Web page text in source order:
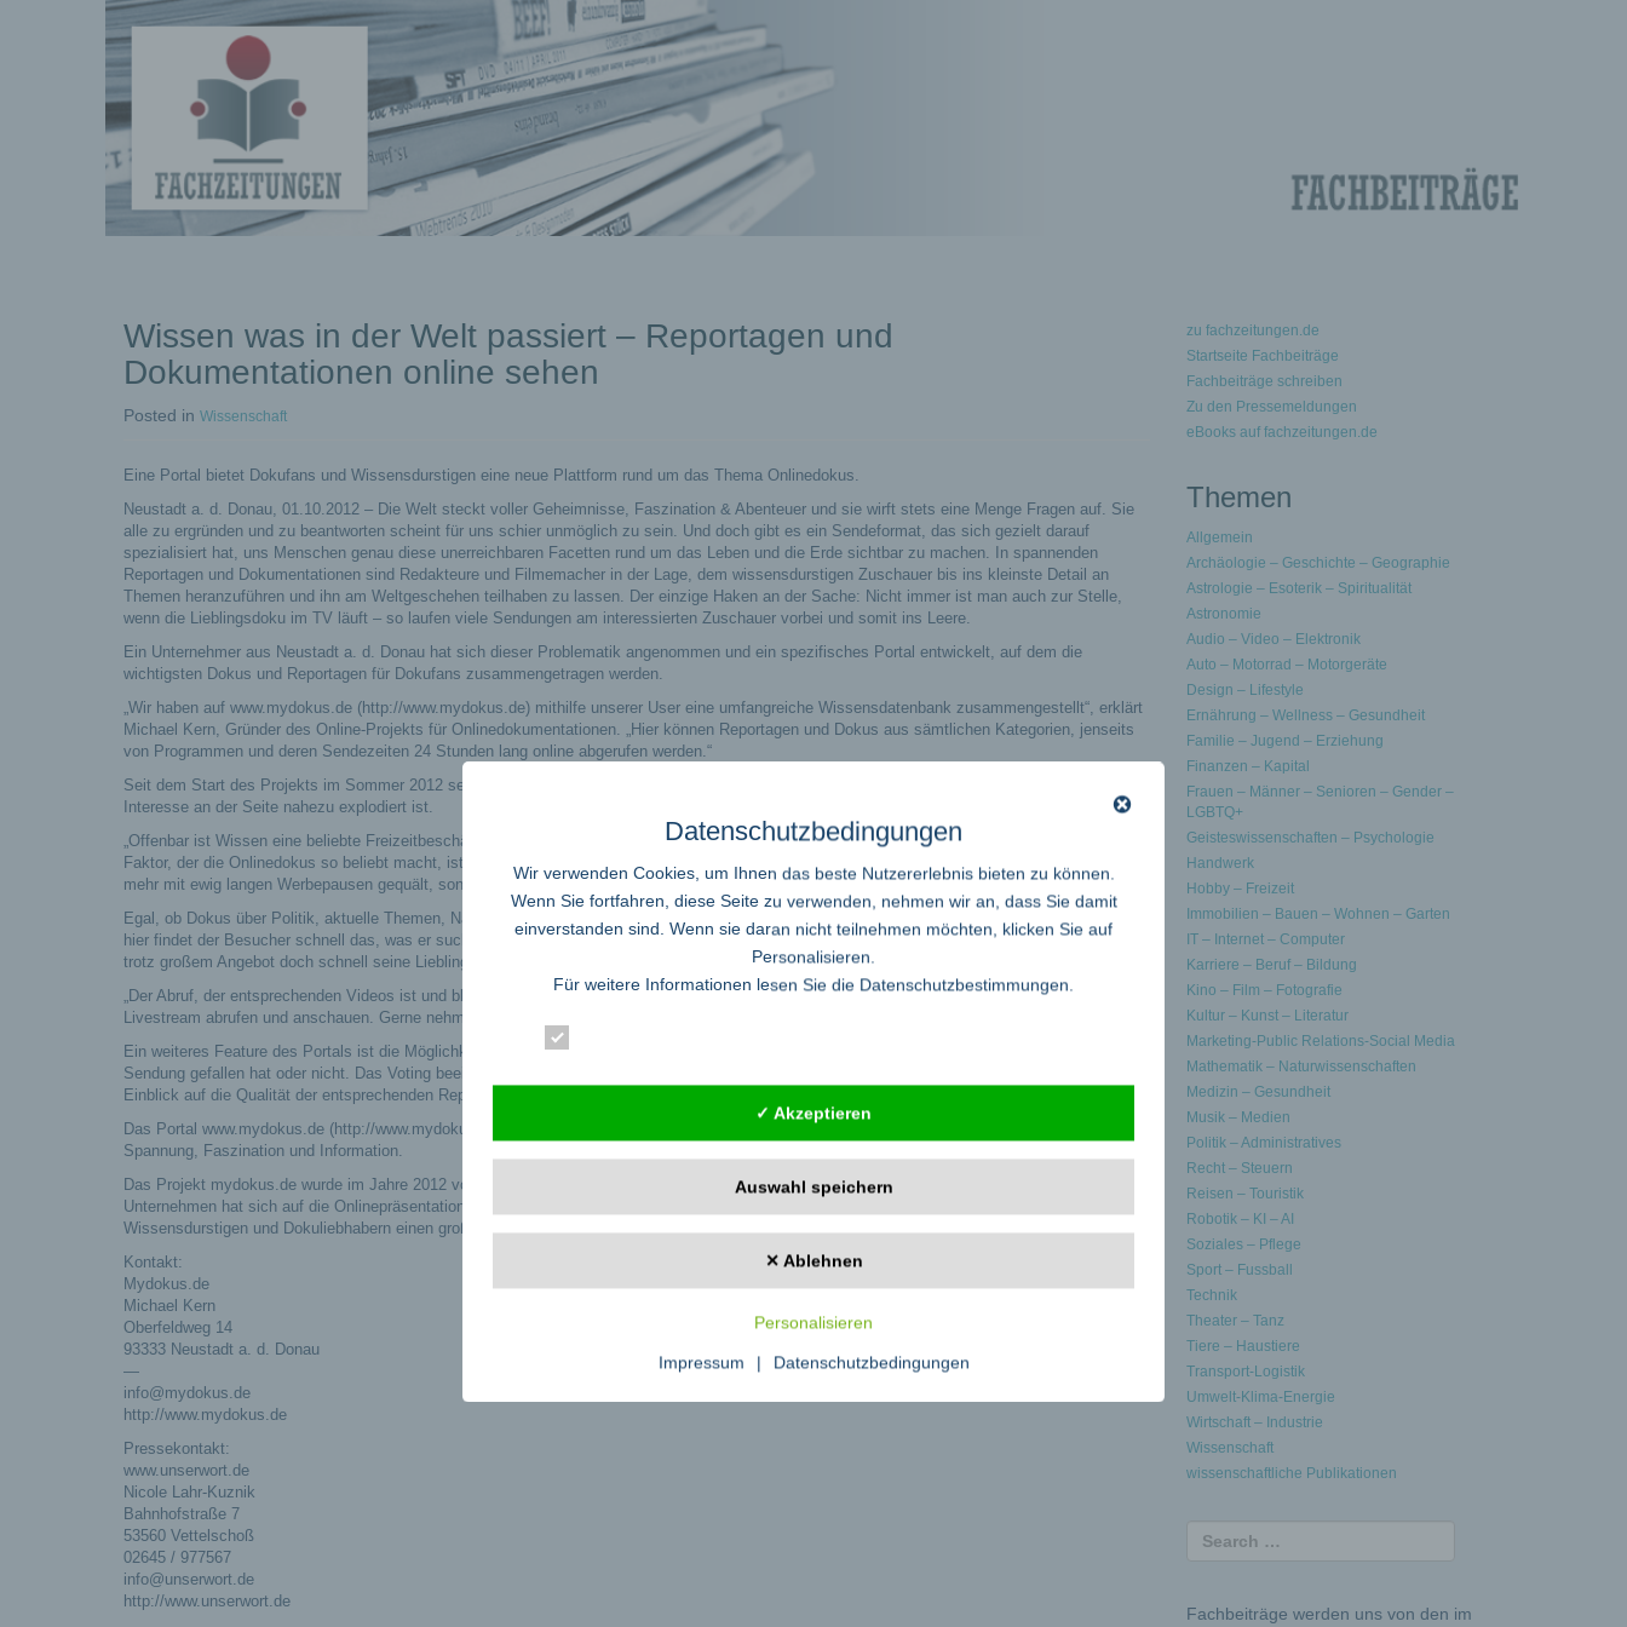
Projekte –
Fachbeiträge
Wissen was in der Welt passiert – Reportagen und
Dokumentationen online sehen
Posted in Wissenschaft
Eine Portal bietet Dokufans und Wissensdurstigen eine neue Plattform rund um das Thema Onlinedokus.
Neustadt a. d. Donau, 01.10.2012 – Die Welt steckt voller Geheimnisse, Faszination & Abenteuer und sie wirft stets eine Menge Fragen auf. Sie
alle zu ergründen und zu beantworten scheint für uns schier unmöglich zu sein. Und doch gibt es ein Sendeformat, das sich gezielt darauf
spezialisiert hat, uns Menschen genau diese unerreichbaren Facetten rund um das Leben und die Erde sichtbar zu machen. In spannenden
Reportagen und Dokumentationen sind Redakteure und Filmemacher in der Lage, dem wissensdurstigen Zuschauer bis ins kleinste Detail an
Themen heranzuführen und ihn am Weltgeschehen teilhaben zu lassen. Der einzige Haken an der Sache: Nicht immer ist man auch zur Stelle,
wenn die Lieblingsdoku im TV läuft – so laufen viele Sendungen am interessierten Zuschauer vorbei und somit ins Leere.
Ein Unternehmer aus Neustadt a. d. Donau hat sich dieser Problematik angenommen und ein spezifisches Portal entwickelt, auf dem die
wichtigsten Dokus und Reportagen für Dokufans zusammengetragen werden.
„Wir haben auf www.mydokus.de (http://www.mydokus.de) mithilfe unserer User eine umfangreiche Wissensdatenbank zusammengestellt“, erklärt
Michael Kern, Gründer des Online-Projekts für Onlinedokumentationen. „Hier können Reportagen und Dokus aus sämtlichen Kategorien, jenseits
von Programmen und deren Sendezeiten 24 Stunden lang online abgerufen werden.“
Seit dem Start des Projekts im Sommer 2012 sei der Anklang des Formats bereits schon so groß gewesen, dass innerhalb kürzester Zeit das
Interesse an der Seite nahezu explodiert ist.
„Offenbar ist Wissen eine beliebte Freizeitbeschäftigung“, so der 28jährige weiter. „Informative online Dokus liegen ganz klar im Trend. Ein weiterer
Faktor, der die Onlinedokus so beliebt macht, ist die Flexibilität in den Abrufzeiten und vor allem die Werbefreiheit. Hier wird der Zuschauer nicht
mehr mit ewig langen Werbepausen gequält, sondern kann durchweg seine Sendung sehen, wann er will und wo er will.“
Egal, ob Dokus über Politik, aktuelle Themen, Natur, Tiere oder Dokumentationen über die Faszination Mensch, Geschichte, Beruf oder Medizin,
hier findet der Besucher schnell das, was er sucht. Die Dokus auf www.mydokus.de sind in verschiedenen Kategorien unterteilt, sodass der User
trotz großem Angebot doch schnell seine Lieblingssparte finden kann.
„Der Abruf, der entsprechenden Videos ist und bleibt garantiert kostenlos“, verspricht Michael Kern weiter. „Einfach Lieblingsdoku auswählen, via
Livestream abrufen und anschauen. Gerne nehmen wir auch Vorschläge für weitere Dokus an, die wir noch nicht in unserer Datenbank haben. “
Ein weiteres Feature des Portals ist die Möglichkeit einzelne Dokus zu bewerten. So kann der Zuschauer individuell entscheiden, ob ihm eine
Sendung gefallen hat oder nicht. Das Voting beeinflusst das Ranking der Videos und bietet dem potenziellen Zuschauer schon vorab einen
Einblick auf die Qualität der entsprechenden Reportage.
Das Portal www.mydokus.de (http://www.mydokus.de) bietet auf denen Fall für alle Wissensdurstige und Reportagenfans die richtige Dosis aus
Spannung, Faszination und Information.
Das Projekt mydokus.de wurde im Jahre 2012 von Michael Kern ins Leben gerufen und erfreut sich seither wachsender Beliebtheit. Das
Unternehmen hat sich auf die Onlinepräsentation von Dokumentationen und Reportagen spezialisiert und bietet mit seiner Plattform
Wissensdurstigen und Dokuliebhabern einen großen Mehrwert
Kontakt:
Mydokus.de
Michael Kern
Oberfeldweg 14
93333 Neustadt a. d. Donau
—
info@mydokus.de
http://www.mydokus.de
Pressekontakt:
www.unserwort.de
Nicole Lahr-Kuznik
Bahnhofstraße 7
53560 Vettelschoß
02645 / 977567
info@unserwort.de
http://www.unserwort.de
zu fachzeitungen.de
Startseite Fachbeiträge
Fachbeiträge schreiben
Zu den Pressemeldungen
eBooks auf fachzeitungen.de
Themen
Allgemein
Archäologie – Geschichte – Geographie
Astrologie – Esoterik – Spiritualität
Astronomie
Audio – Video – Elektronik
Auto – Motorrad – Motorgeräte
Design – Lifestyle
Ernährung – Wellness – Gesundheit
Familie – Jugend – Erziehung
Finanzen – Kapital
Frauen – Männer – Senioren – Gender –
LGBTQ+
Geisteswissenschaften – Psychologie
Handwerk
Hobby – Freizeit
Immobilien – Bauen – Wohnen – Garten
IT – Internet – Computer
Karriere – Beruf – Bildung
Kino – Film – Fotografie
Kultur – Kunst – Literatur
Marketing-Public Relations-Social Media
Mathematik – Naturwissenschaften
Medizin – Gesundheit
Musik – Medien
Politik – Administratives
Recht – Steuern
Reisen – Touristik
Robotik – KI – AI
Soziales – Pflege
Sport – Fussball
Technik
Theater – Tanz
Tiere – Haustiere
Transport-Logistik
Umwelt-Klima-Energie
Wirtschaft – Industrie
Wissenschaft
wissenschaftliche Publikationen
Fachbeiträge werden uns von den im
Datenschutzbedingungen
Wir verwenden Cookies, um Ihnen das beste Nutzererlebnis bieten zu können.
Wenn Sie fortfahren, diese Seite zu verwenden, nehmen wir an, dass Sie damit
einverstanden sind. Wenn sie daran nicht teilnehmen möchten, klicken Sie auf
Personalisieren.
Für weitere Informationen lesen Sie die Datenschutzbestimmungen
✓ Akzeptieren
Auswahl speichern
✕ Ablehnen
Personalisieren
Impressum | Datenschutzbedingungen